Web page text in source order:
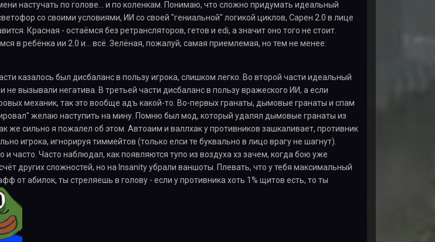
настучать по голове... и по коленкам. Понимаю, что сложно придумать идеальный
со своими условиями, ИИ со своей "гениальной" логикой циклов, Сарен 2.0 в лице
Красная - остаёмся без ретрансляторов, гетов и edi, а значит оно того не стоит.
в ребёнка ии 2.0 и... всё. Зелёная, пожалуй, самая приемлемая, но тем не менее:
казалось был дисбаланс в пользу игрока, слишком легко. Во второй части идеальный
не вызывали негатива. В третьей части дисбаланс в пользу вражеского ИИ, а если
механик, так это вообще адъ какой-то. Во-первых гранаты, дымовые гранаты и спам
желаю наступить на мину. Помню был мод, который удалял дымовые гранаты из
же сильно я пожалел об этом. Автоаим и валлхак у противников зашкаливает, противник
игрока, игнорируя тиммейтов (только елси те буквально в лицо врагу не шагнут).
и часто. Часто наблюдал, как появляются тупо из воздуха хз зачем, когда бою уже
других сложностей, но на Insanity убрали ваншоты. Плевать, что у тебя максимальный
от абилок, ты стреляешь в голову - если у противника хоть 1% щитов есть, то ты